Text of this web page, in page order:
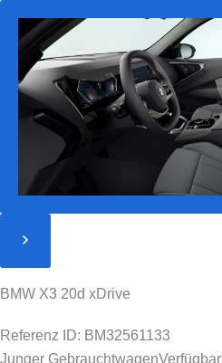
BMW X3 20d xDrive
Referenz ID: BM32561133
Junger GebrauchtwagenVerfügbar